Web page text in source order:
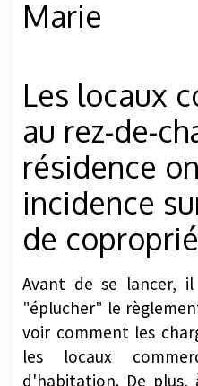
Marie
Les locaux
au rez-de-
résidence
incidence
de
Avant de se lancer,
"éplucher" le
voir comment les
les locaux
d'habitation. De plus,